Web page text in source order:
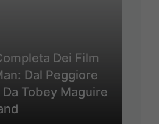
Dei Film
Dal Peggiore
Tobey Maguire